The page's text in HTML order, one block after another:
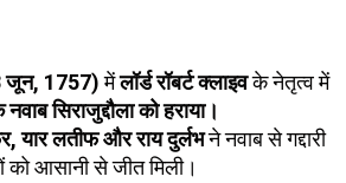
जून, 1757)मेंलॉर्ड रॉबर्ट क्लाइवके नेतृत्व में
सिराजुद्दौला को हराया।
यार लतीफ और राय दुर्लभने नवाब से गद्दारी
आसानी से जीत मिली।